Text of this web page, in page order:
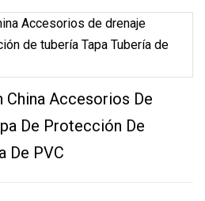
China Accesorios De
De Protección De
De PVC